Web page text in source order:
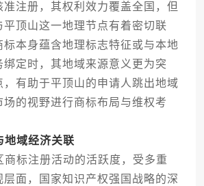
准注册，其权利效力覆盖全国，但
平顶山这一地理节点有着密切联
标本身蕴含地理标志特征或与本地
定时，其地域来源意义更为突
，有助于平顶山的申请人跳出地域
场的视野进行商标布局与维权考
地域经济关联
注册活动的活跃度，受多重
层面，国家知识产权强国战略的深